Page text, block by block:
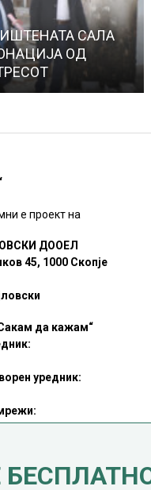
САЛА
ОД
е проект на
ДООЕЛ
45, 1000 Скопје
да кажам“
уредник:
е казниво со закон.
(текстови) од оваа